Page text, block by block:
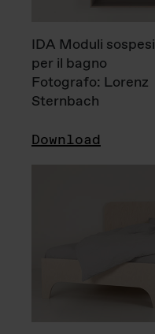
IDA Moduli sospesi
per il bagno
Fotografo: Lorenz
Sternbach
Download